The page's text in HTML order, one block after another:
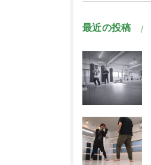
最近の投稿